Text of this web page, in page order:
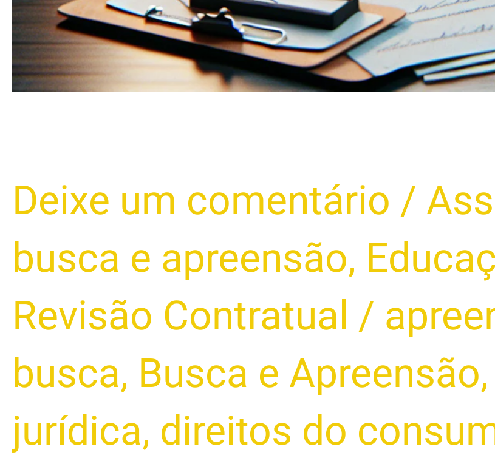
Deixe um comentário /
busca e apreensão,
Revisão Contratual /
busca, Busca e Apreensão,
jurídica, direitos do